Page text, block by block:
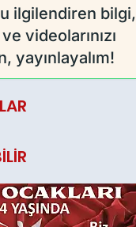
ilgilendiren bilgi,
videolarınızı
yayınlayalım!